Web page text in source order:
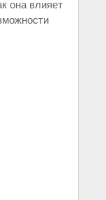
она влияет